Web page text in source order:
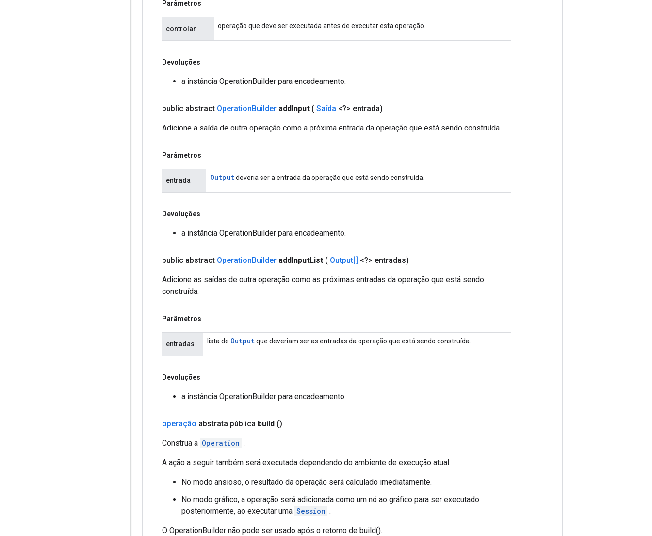
Parâmetros
controlar operação que deve ser executada antes de executar esta operação.
Devoluções
a instância OperationBuilder para encadeamento.
public abstract OperationBuilder addInput ( Saída <?> entrada)
Adicione a saída de outra operação como a próxima entrada da operação que está sendo construída.
Parâmetros
entrada Outputdeveria ser a entrada da operação que está sendo construída.
Devoluções
a instância OperationBuilder para encadeamento.
public abstract OperationBuilder addInputList ( Output[] <?> entradas)
Adicione as saídas de outra operação como as próximas entradas da operação que está sendo
construída.
Parâmetros
entradas lista de Outputque deveriam ser as entradas da operação que está sendo construída.
Devoluções
a instância OperationBuilder para encadeamento.
operação abstrata pública build ()
Construa a Operation .
A ação a seguir também será executada dependendo do ambiente de execução atual.
No modo ansioso, o resultado da operação será calculado imediatamente.
No modo gráfico, a operação será adicionada como um nó ao gráfico para ser executado
posteriormente, ao executar uma Session .
O OperationBuilder não pode ser usado após o retorno de build().